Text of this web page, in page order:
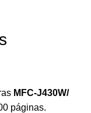
MFC-J430W/
páginas.